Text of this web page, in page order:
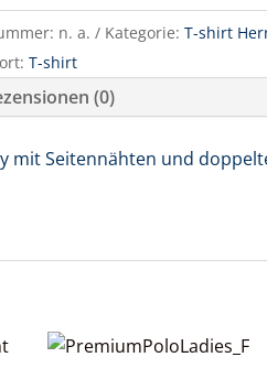
n. a. Kategorie: T-shirt
T-shirt
(0)
mit Seitennähten und